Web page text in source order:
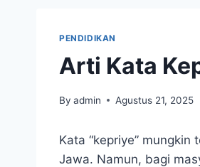
PENDIDIKAN
Arti Kata
By admin Agustus 21, 2025
Kata “kepriye”
Jawa. Namun, bagi